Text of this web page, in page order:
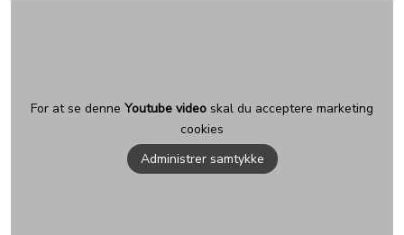
For at se denne Youtube video skal du acceptere marketing
cookies
Administrer samtykke